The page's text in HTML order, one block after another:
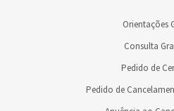
Orientações
Consulta
Pedido de
Pedido de